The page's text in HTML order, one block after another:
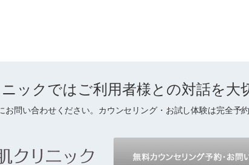
ックではご利用者様との対話を大
問い合わせください。カウンセリング・お試し体験は完全予